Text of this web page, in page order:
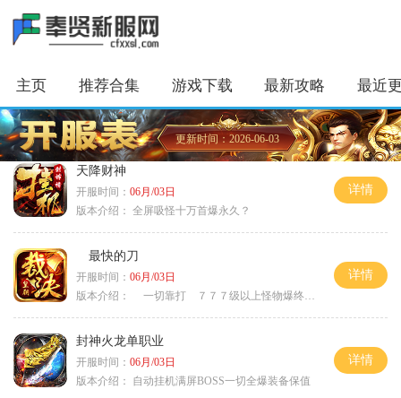
主页 推荐合集 游戏下载 最新攻略 最近
更新时间：2026-06-03
天降财神
开服时间： 06月/03日
版本介绍： 全屏吸怪十万首爆永久？
详情
最快的刀
开服时间： 06月/03日
版本介绍：
一切靠打 ７７７级以上怪物爆终极
详情
封神火龙单职业
开服时间： 06月/03日
版本介绍：
自动挂机满屏BOSS一切全爆装备保值
详情